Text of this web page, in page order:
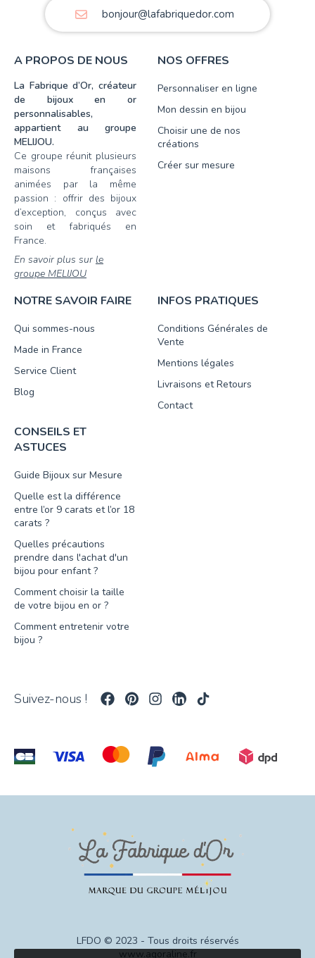
bonjour@lafabriquedor.com
A PROPOS DE NOUS
La Fabrique d’Or, créateur
de bijoux en or
personnalisables,
appartient au groupe
MELIJOU.
Ce groupe réunit plusieurs
maisons françaises
animées par la même
passion : offrir des bijoux
d’exception, conçus avec
soin et fabriqués en
France.
En savoir plus sur le
groupe MELIJOU
NOS OFFRES
Personnaliser en ligne
Mon dessin en bijou
Choisir une de nos
créations
Créer sur mesure
NOTRE SAVOIR FAIRE
Qui sommes-nous
Made in France
Service Client
Blog
INFOS PRATIQUES
Conditions Générales de
Vente
Mentions légales
Livraisons et Retours
Contact
CONSEILS ET
ASTUCES
Guide Bijoux sur Mesure
Quelle est la différence
entre l’or 9 carats et l’or 18
carats ?
Quelles précautions
prendre dans l'achat d'un
bijou pour enfant ?
Comment choisir la taille
de votre bijou en or ?
Comment entretenir votre
bijou ?
Suivez-nous !
LFDO © 2023 - Tous droits réservés
www.agoraline.fr